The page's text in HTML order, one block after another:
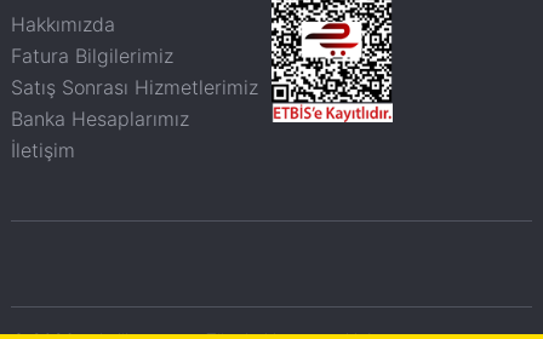
Hakkımızda
Fatura Bilgilerimiz
Satış Sonrası Hizmetlerimiz
Banka Hesaplarımız
İletişim